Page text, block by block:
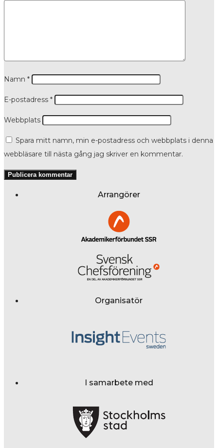
Namn *
E-postadress *
Webbplats
Spara mitt namn, min e-postadress och webbplats i denna
webbläsare till nästa gång jag skriver en kommentar.
Arrangörer
Organisatör
I samarbete med